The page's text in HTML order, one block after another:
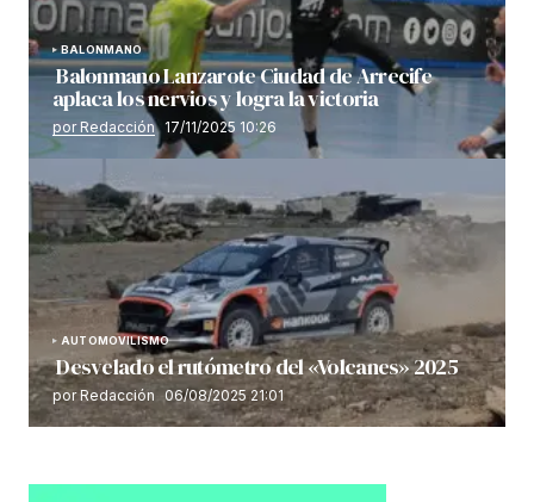
BALONMANO
Balonmano Lanzarote Ciudad de Arrecife
aplaca los nervios y logra la victoria
por Redacción 17/11/2025 10:26
AUTOMOVILISMO
Desvelado el rutómetro del «Volcanes» 2025
por Redacción 06/08/2025 21:01